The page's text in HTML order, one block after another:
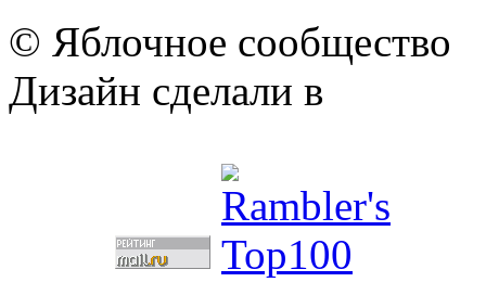
© Яблочное сообщество
Дизайн сделали в